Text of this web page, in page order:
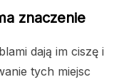
znaczenie
dają im ciszę i
tych miejsc